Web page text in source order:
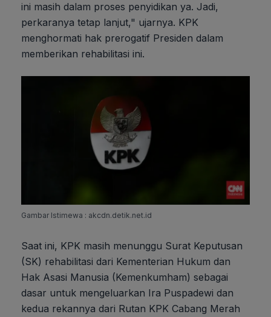
ini masih dalam proses penyidikan ya. Jadi,
perkaranya tetap lanjut," ujarnya. KPK
menghormati hak prerogatif Presiden dalam
memberikan rehabilitasi ini.
Gambar Istimewa : akcdn.detik.net.id
Saat ini, KPK masih menunggu Surat Keputusan
(SK) rehabilitasi dari Kementerian Hukum dan
Hak Asasi Manusia (Kemenkumham) sebagai
dasar untuk mengeluarkan Ira Puspadewi dan
kedua rekannya dari Rutan KPK Cabang Merah